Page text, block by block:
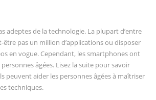
adeptes de la technologie. La plupart d’entre
pas un million d’applications ou disposer
en vogue. Cependant, les smartphones ont
âgées. Lisez la suite pour savoir
peuvent aider les personnes âgées à maîtriser
techniques.